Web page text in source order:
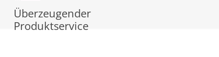
Überzeugender
Produktservice